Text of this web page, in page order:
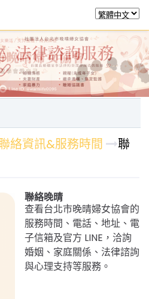
日常服務 課程活動
絡資訊&服務時間
聯
聯絡晚晴
查看台北市晚晴婦女協會的
服務時間、電話、地址、電
子信箱及官方 LINE，洽詢
婚姻、家庭關係、法律諮詢
與心理支持等服務。